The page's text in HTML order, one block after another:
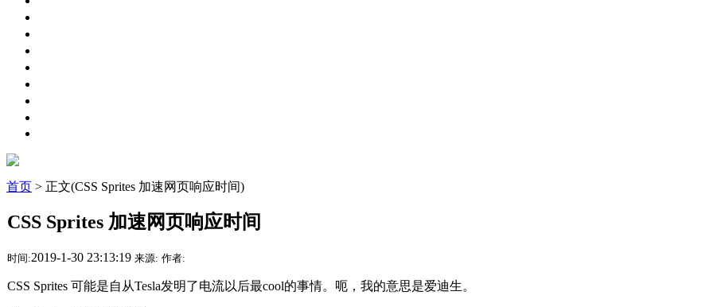
首页 > 正文(CSS Sprites 加速网页响应时间)
CSS Sprites 加速网页响应时间
时间:2019-1-30 23:13:19 来源: 作者:
CSS Sprites 可能是自从Tesla发明了电流以后最cool的事情。呃，我的意思是爱迪生。